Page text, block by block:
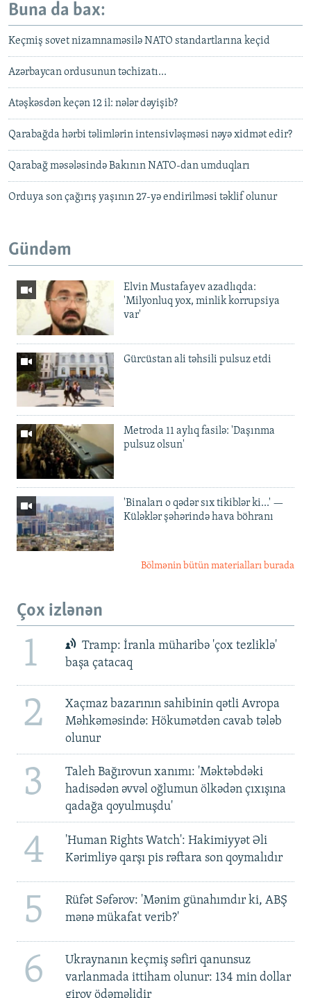
Buna da bax:
Keçmiş sovet nizamnaməsilə NATO standartlarına keçid
Azərbaycan ordusunun təchizatı...
Atəşkəsdən keçən 12 il: nələr dəyişib?
Qarabağda hərbi təlimlərin intensivləşməsi nəyə xidmət edir?
Qarabağ məsələsində Bakının NATO-dan umduqları
Orduya son çağırış yaşının 27-yə endirilməsi təklif olunur
Gündəm
Elvin Mustafayev azadlıqda:
'Milyonluq yox, minlik korrupsiya
var'
Gürcüstan ali təhsili pulsuz etdi
Metroda 11 aylıq fasilə: 'Daşınma
pulsuz olsun'
'Binaları o qədər sıx tikiblər ki...' —
Küləklər şəhərində hava böhranı
Bölmənin bütün materialları burada
Çox izlənən
1
Tramp: İranla müharibə 'çox tezliklə'
başa çatacaq
2
Xaçmaz bazarının sahibinin qətli Avropa
Məhkəməsində: Hökumətdən cavab tələb
olunur
3
Taleh Bağırovun xanımı: 'Məktəbdəki
hadisədən əvvəl oğlumun ölkədən çıxışına
qadağa qoyulmuşdu'
4
'Human Rights Watch': Hakimiyyət Əli
Kərimliyə qarşı pis rəftara son qoymalıdır
5
Rüfət Səfərov: 'Mənim günahımdır ki, ABŞ
mənə mükafat verib?'
6
Ukraynanın keçmiş səfiri qanunsuz
varlanmada ittiham olunur: 134 min dollar
girov ödəməlidir